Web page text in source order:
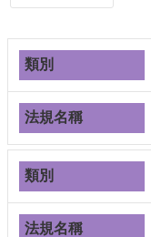
服
隊
規
彙
行
會